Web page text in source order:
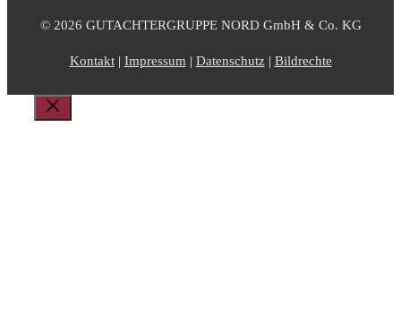
© 2026 GUTACHTERGRUPPE NORD GmbH & Co. KG
Kontakt| Impressum| Datenschutz| Bildrechte
Schließen